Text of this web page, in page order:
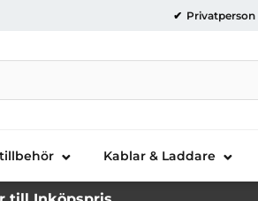
Privatperson
Kablar & Laddare